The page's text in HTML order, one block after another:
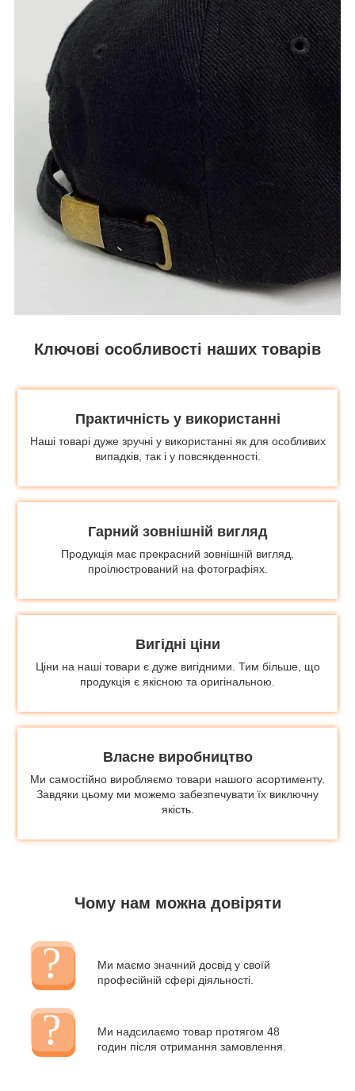
Ключові особливості наших товарів
Практичність у використанні
Наші товарі дуже зручні у використанні як для особливих
випадків, так і у повсякденності.
Гарний зовнішній вигляд
Продукція має прекрасний зовнішній вигляд,
проілюстрований на фотографіях.
Вигідні ціни
Ціни на наші товари є дуже вигідними. Тим більше, що
продукція є якісною та оригінальною.
Власне виробництво
Ми самостійно виробляємо товари нашого асортименту.
Завдяки цьому ми можемо забезпечувати їх виключну
якість.
Чому нам можна довіряти
Ми маємо значний досвід у своїй
професійній сфері діяльності.
Ми надсилаємо товар протягом 48
годин після отримання замовлення.